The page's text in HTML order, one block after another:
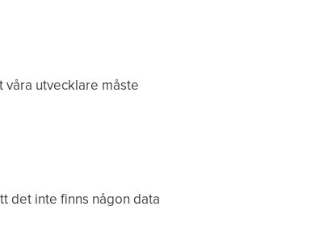
utvecklare måste
det inte finns någon data